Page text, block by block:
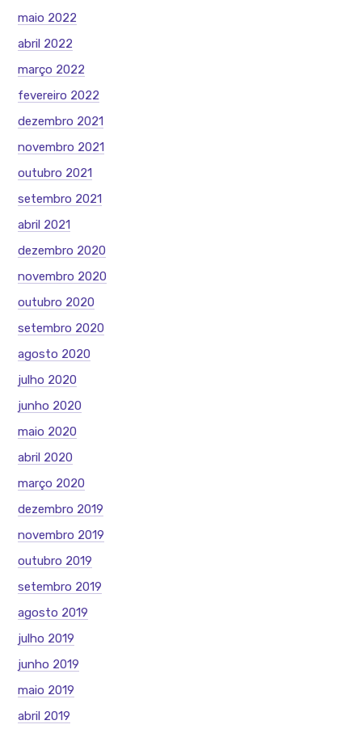
maio 2022
abril 2022
março 2022
fevereiro 2022
dezembro 2021
novembro 2021
outubro 2021
setembro 2021
abril 2021
dezembro 2020
novembro 2020
outubro 2020
setembro 2020
agosto 2020
julho 2020
junho 2020
maio 2020
abril 2020
março 2020
dezembro 2019
novembro 2019
outubro 2019
setembro 2019
agosto 2019
julho 2019
junho 2019
maio 2019
abril 2019